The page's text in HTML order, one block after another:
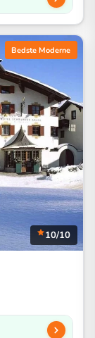
Bedste Moderne
10/10